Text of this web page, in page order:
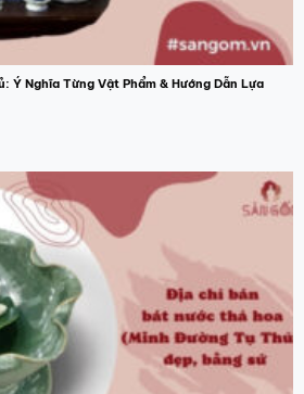
Nghĩa Từng Vật Phẩm & Hướng Dẫn Lựa